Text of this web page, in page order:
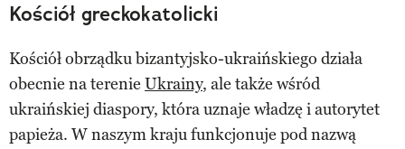
Kościół greckokatolicki
Kościół obrządku bizantyjsko-ukraińskiego działa
obecnie na terenie Ukrainy, ale także wśród
ukraińskiej diaspory, która uznaje władzę i autorytet
papieża. W naszym kraju funkcjonuje pod nazwą